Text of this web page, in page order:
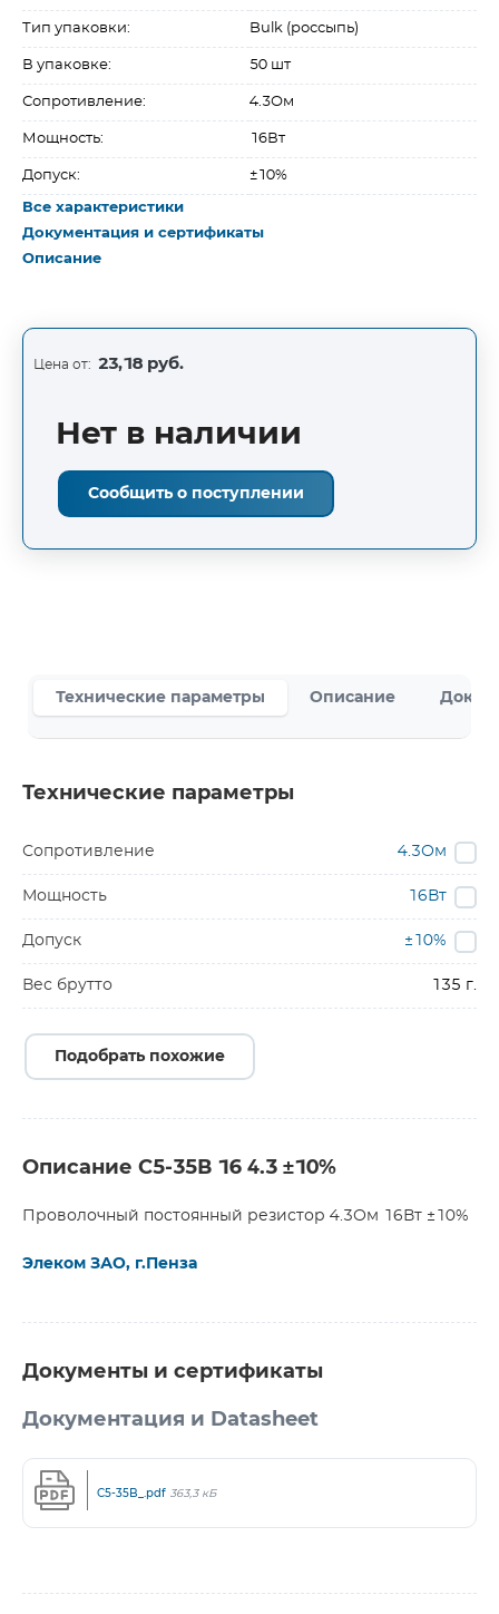
Тип упаковки: Bulk (россыпь)
В упаковке: 50 шт
Сопротивление: 4.3Ом
Мощность: 16Вт
Допуск: ±10%
Все характеристики
Документация и сертификаты
Описание
Цена от: 23,18 руб.
Нет в наличии
Сообщить о поступлении
Технические параметры Описание
Технические параметры
Сопротивление 4.3Ом
Мощность 16Вт
Допуск ±10%
Вес брутто 135 г.
Подобрать похожие
Описание С5-35В 16 4.3 ±10%
Проволочный постоянный резистор 4.3Ом 16Вт ±10%
Элеком ЗАО, г.Пенза
Документы и сертификаты
Документация и Datasheet
C5-35B_.pdf 363,3 кБ